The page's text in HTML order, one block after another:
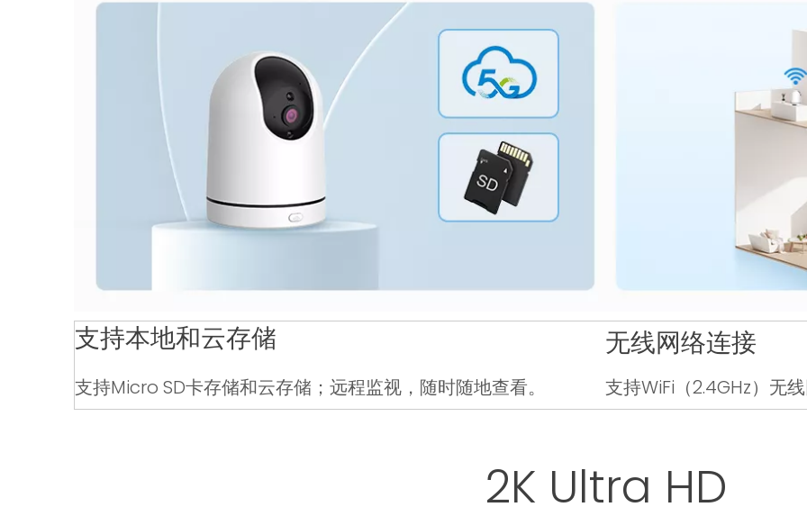
支持本地和云存储 无线网络连接
支持Micro SD卡存储和云存储；远程监视，随时随地查看。 支持WiFi（2.4GHz）无
2K Ultra HD